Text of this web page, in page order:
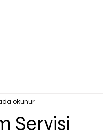
Servisi
okunur